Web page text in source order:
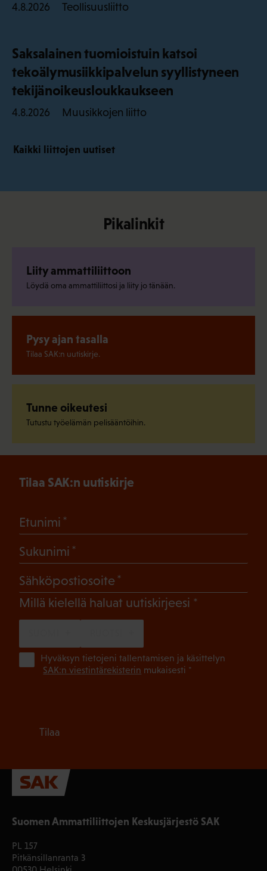
4.8.2026 Teollisuusliitto
Saksalainen tuomioistuin katsoi
tekoälymusiikkipalvelun syyllistyneen
tekijänoikeusloukkaukseen
4.8.2026 Muusikkojen liitto
Kaikki liittojen uutiset
Pikalinkit
Liity ammattiliittoon
Löydä oma ammattiliittosi ja liity jo tänään.
Pysy ajan tasalla
Tilaa SAK:n uutiskirje.
Tunne oikeutesi
Tutustu työelämän pelisääntöihin.
Suomen Ammattiliittojen Keskusjärjestö SAK
PL 157
Pitkänsillanranta 3
Tilaa SAK:n uutiskirje
Etunimi
Sukunimi
Sähköpostiosoite
Millä kielellä haluat uutiskirjeesi (Pakollinen)
Hyväksyn tietojeni tallentamisen ja käsittelyn
SAK:n viestintärekisterin mukaisesti *
Tilaa